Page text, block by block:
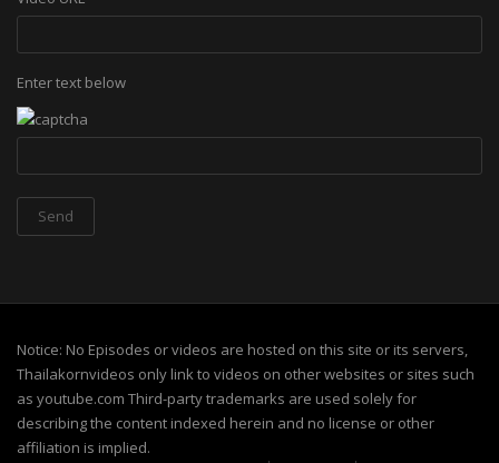
Enter text below
Notice: No Episodes or videos are hosted on this site or its servers,
Thailakornvideos only link to videos on other websites or sites such
as youtube.com Third-party trademarks are used solely for
describing the content indexed herein and no license or other
affiliation is implied.